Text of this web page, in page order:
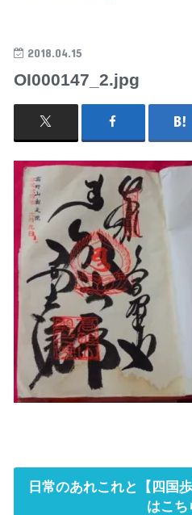
2018.04.15
OI000147_2.jpg
日常のあれこれと【四国
はこち